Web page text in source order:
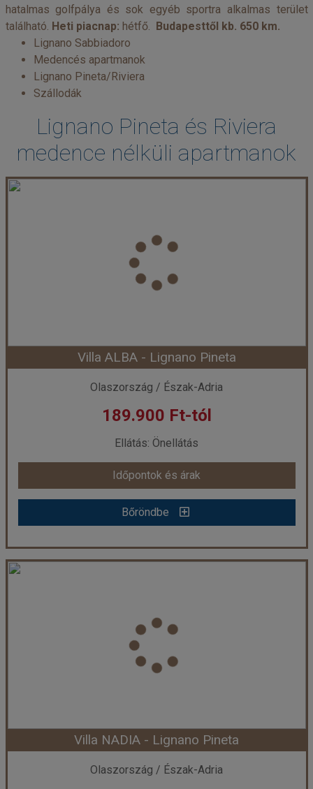
hatalmas golfpálya és sok egyéb sportra alkalmas terület
található. Heti piacnap: hétfő.
Budapesttől kb. 650 km.
Lignano Sabbiadoro
Medencés apartmanok
Lignano Pineta/Riviera
Szállodák
Lignano Pineta és Riviera
medence nélküli apartmanok
Villa ALBA - Lignano Pineta
Olaszország / Észak-Adria
189.900 Ft-tól
Ellátás: Önellátás
Időpontok és árak
Bőröndbe
Villa ALBA - Lignano Pineta
Város:Lignano
Utazás módja:
Egyénileg
Ellátás:
Szálláskategória:Apartman
Szobatípus:
Időpont: 2026-09-05 | 7 éj
Villa NADIA - Lignano Pineta
Olaszország / Észak-Adria